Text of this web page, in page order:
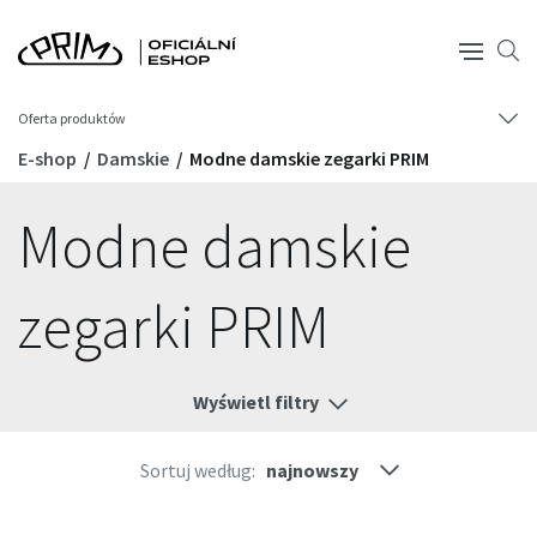
Oferta produktów
E-shop Damskie Modne damskie zegarki PRIM
Modne damskie
zegarki PRIM
Wyświetl filtry
Sortuj według: